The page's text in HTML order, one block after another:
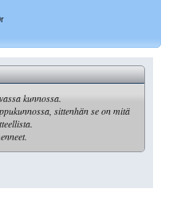
kunnossa.
sittenhän se on mitä